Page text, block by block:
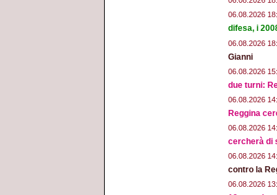
06.08.2026
difesa, i
06.08.2026
Gianni
06.08.2026
due turni:
06.08.2026
Reggina
06.08.2026
cercherà di
06.08.2026
contro la
06.08.2026